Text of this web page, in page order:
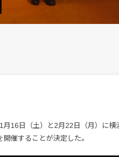
月16日（土）と2月22日（月）に横
催することが決定した。